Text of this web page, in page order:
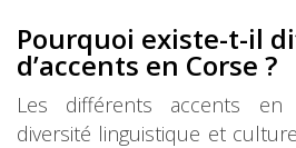
Pourquoi existe-t-il
d’accents en Corse ?
Les différents accents
diversité linguistique et